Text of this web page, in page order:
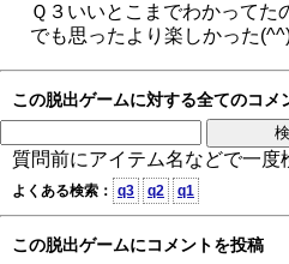
Ｑ３いいとこまでわかってた
でも思ったより楽しかった
この脱出ゲームに対する全てのコメ
質問前にアイテム名などで一度
よくある検索： q3 q2 q1
この脱出ゲームにコメントを投稿